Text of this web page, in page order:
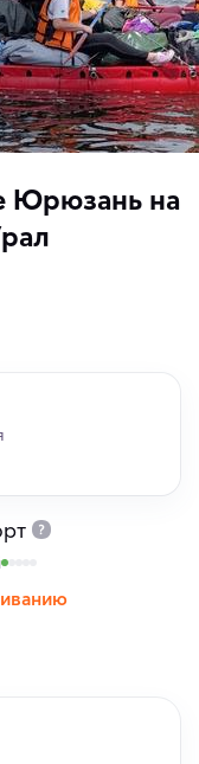
Юрюзань на